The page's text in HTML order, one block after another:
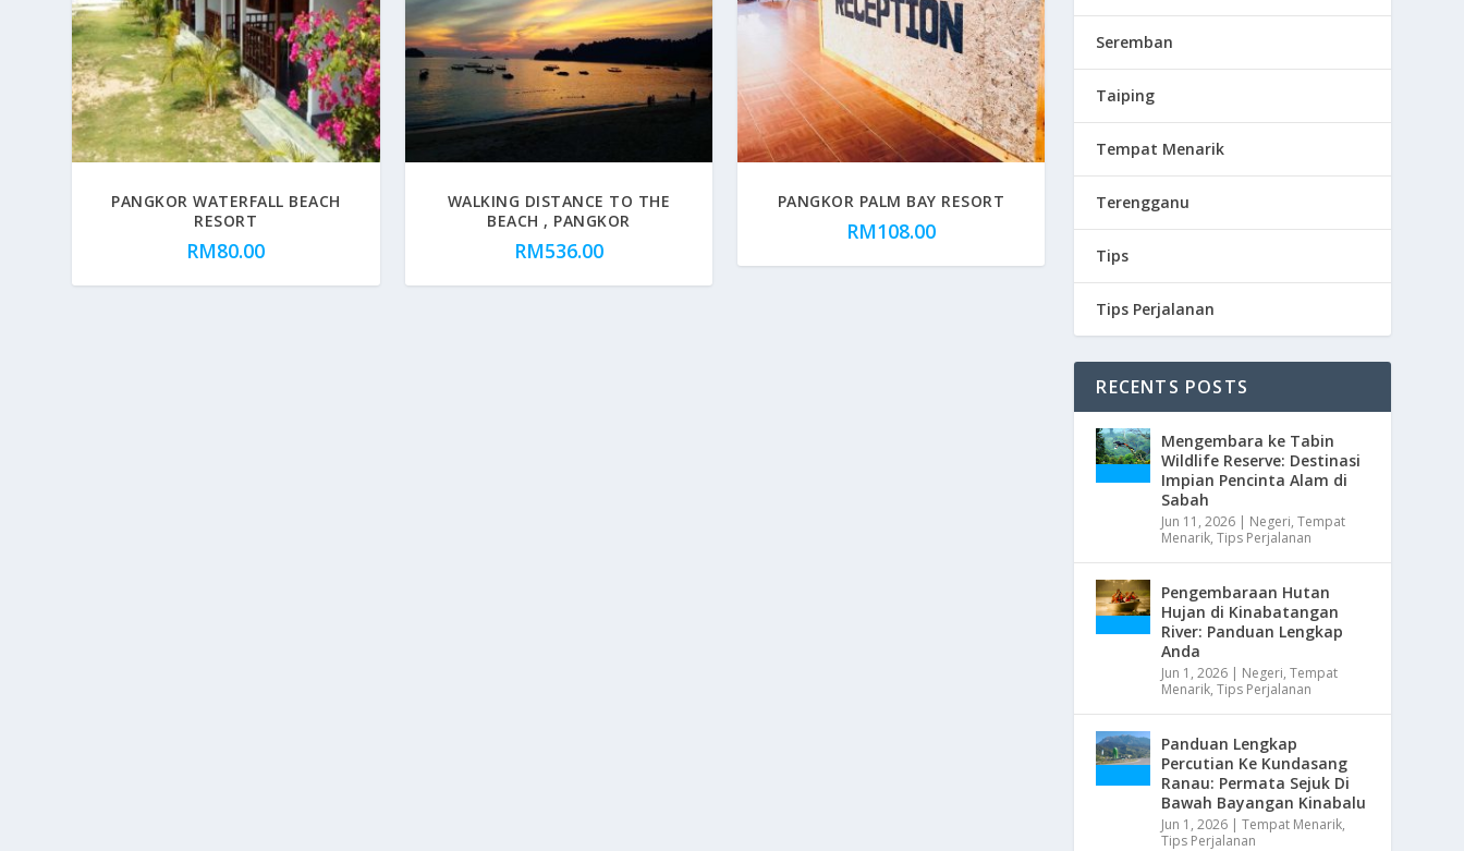
PANGKOR WATERFALL BEACH
RESORT
RM80.00
WALKING DISTANCE TO THE
BEACH , PANGKOR
RM536.00
PANGKOR PALM BAY RESORT
RM108.00
Seremban
Taiping
Tempat Menarik
Terengganu
Tips
Tips Perjalanan
RECENTS POSTS
Mengembara ke Tabin
Wildlife Reserve: Destinasi
Impian Pencinta Alam di
Sabah
Jun 11, 2026 | Negeri,Tempat
Menarik,Tips Perjalanan
Pengembaraan Hutan
Hujan di Kinabatangan
River: Panduan Lengkap
Anda
Jun 1, 2026 | Negeri,Tempat
Menarik,Tips Perjalanan
Panduan Lengkap
Percutian Ke Kundasang
Ranau: Permata Sejuk Di
Bawah Bayangan Kinabalu
Jun 1, 2026 |Tempat Menarik,
Tips Perjalanan